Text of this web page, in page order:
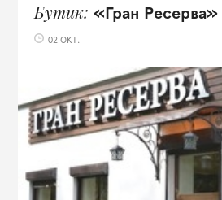
Бутик «Гран Ресерва»
02 ОКТ.